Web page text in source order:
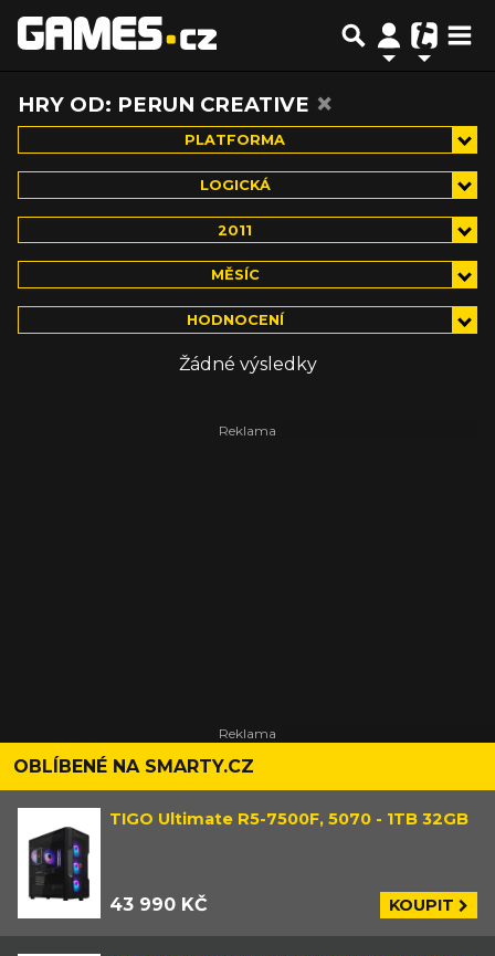
HRY OD: PERUN CREATIVE ×
PLATFORMA
LOGICKÁ
2011
MĚSÍC
HODNOCENÍ
Žádné výsledky
OBLÍBENÉ NA SMARTY.CZ
TIGO Ultimate R5-7500F, 5070 - 1TB 32GB
43 990 KČ KOUPIT